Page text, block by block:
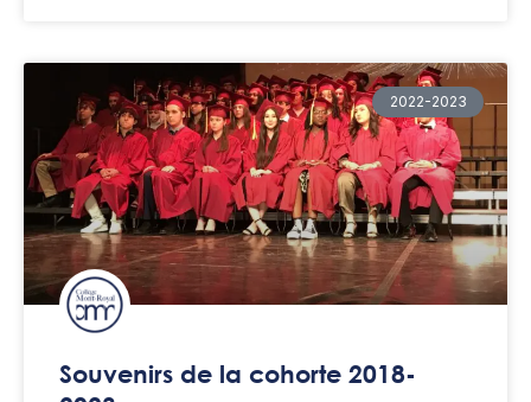
2022-2023
Souvenirs de la cohorte 2018-